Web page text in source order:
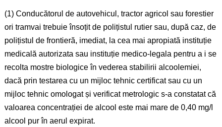
(1) Conducătorul de autovehicul, tractor agricol sau forestier
ori tramvai trebuie însoțit de polițistul rutier sau, după caz, de
polițistul de frontieră, imediat, la cea mai apropiată instituție
medicală autorizata sau instituție medico-legala pentru a i se
recolta mostre biologice în vederea stabilirii alcoolemiei,
dacă prin testarea cu un mijloc tehnic certificat sau cu un
mijloc tehnic omologat și verificat metrologic s-a constatat că
valoarea concentrației de alcool este mai mare de 0,40 mg/l
alcool pur în aerul expirat.